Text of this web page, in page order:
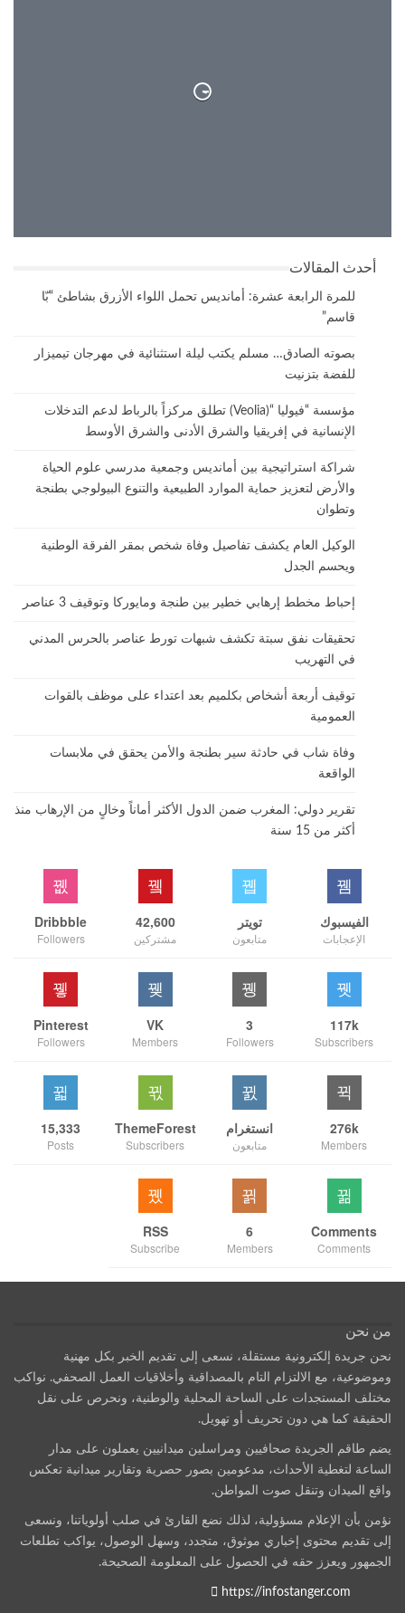
أحدث المقالات
للمرة الرابعة عشرة: أمانديس تحمل اللواء الأزرق بشاطئ “بّا
قاسم”
بصوته الصادق… مسلم يكتب ليلة استثنائية في مهرجان تيميزار
للفضة بتزنيت
مؤسسة “فيوليا “(Veolia) تطلق مركزاً بالرباط لدعم التدخلات
الإنسانية في إفريقيا والشرق الأدنى والشرق الأوسط
شراكة استراتيجية بين أمانديس وجمعية مدرسي علوم الحياة
والأرض لتعزيز حماية الموارد الطبيعية والتنوع البيولوجي بطنجة
وتطوان
الوكيل العام يكشف تفاصيل وفاة شخص بمقر الفرقة الوطنية
ويحسم الجدل
إحباط مخطط إرهابي خطير بين طنجة ومايوركا وتوقيف 3 عناصر
تحقيقات نفق سبتة تكشف شبهات تورط عناصر بالحرس المدني
في التهريب
توقيف أربعة أشخاص بكلميم بعد اعتداء على موظف بالقوات
العمومية
وفاة شاب في حادثة سير بطنجة والأمن يحقق في ملابسات
الواقعة
تقرير دولي: المغرب ضمن الدول الأكثر أماناً وخالٍ من الإرهاب منذ
أكثر من 15 سنة
الفيسبوك
الإعجابات
تويتر
متابعون
42,600
مشتركين
Dribbble
Followers
117k
Subscribers
3
Followers
VK
Members
Pinterest
Followers
276k
Members
انستغرام
متابعون
ThemeForest
Subscribers
15,333
Posts
Comments
Comments
6
Members
RSS
Subscribe
من نحن
نحن جريدة إلكترونية مستقلة، نسعى إلى تقديم الخبر بكل مهنية
وموضوعية، مع الالتزام التام بالمصداقية وأخلاقيات العمل الصحفي. نواكب
مختلف المستجدات على الساحة المحلية والوطنية، ونحرص على نقل
الحقيقة كما هي دون تحريف أو تهويل.
يضم طاقم الجريدة صحافيين ومراسلين ميدانيين يعملون على مدار
الساعة لتغطية الأحداث، مدعومين بصور حصرية وتقارير ميدانية تعكس
واقع الميدان وتنقل صوت المواطن.
نؤمن بأن الإعلام مسؤولية، لذلك نضع القارئ في صلب أولوياتنا، ونسعى
إلى تقديم محتوى إخباري موثوق، متجدد، وسهل الوصول، يواكب تطلعات
الجمهور ويعزز حقه في الحصول على المعلومة الصحيحة.
https://infostanger.com